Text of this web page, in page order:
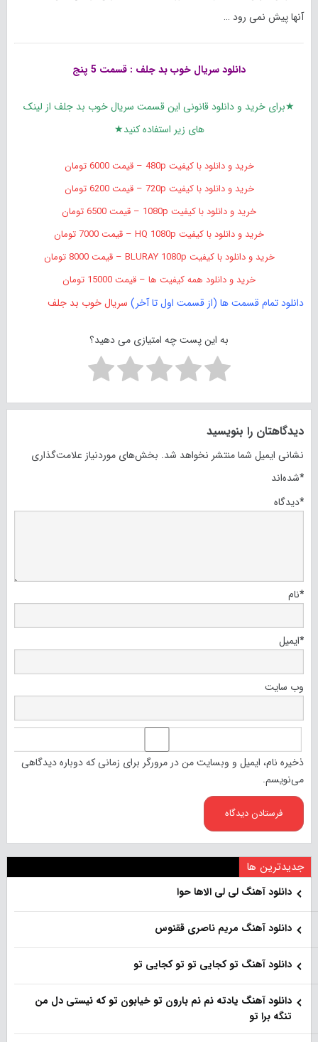
آنها پیش نمی رود …
دانلود سریال خوب بد جلف : قسمت 5 پنج
★برای خرید و دانلود قانونی این قسمت سریال خوب بد جلف از لینک
های زیر استفاده کنید★
خرید و دانلود با کیفیت 480p – قیمت 6000 تومان
خرید و دانلود با کیفیت 720p – قیمت 6200 تومان
خرید و دانلود با کیفیت 1080p – قیمت 6500 تومان
خرید و دانلود با کیفیت HQ 1080p – قیمت 7000 تومان
خرید و دانلود با کیفیت BLURAY 1080p – قیمت 8000 تومان
خرید و دانلود همه کیفیت ها – قیمت 15000 تومان
دانلود تمام قسمت ها (از قسمت اول تا آخر) سریال خوب بد جلف
به این پست چه امتیازی می دهید؟
دیدگاهتان را بنویسید
نشانی ایمیل شما منتشر نخواهد شد. بخش‌های موردنیاز علامت‌گذاری
شده‌اند*
دیدگاه*
نام*
ایمیل*
وب‌ سایت
ذخیره نام، ایمیل و وبسایت من در مرورگر برای زمانی که دوباره دیدگاهی
می‌نویسم.
جدیدترین ها
دانلود آهنگ لی لی الاها حوا
دانلود آهنگ مریم ناصری ققنوس
دانلود آهنگ تو کجایی تو تو کجایی تو
دانلود آهنگ یادته نم نم بارون تو خیابون تو که نیستی دل من
تنگه برا تو